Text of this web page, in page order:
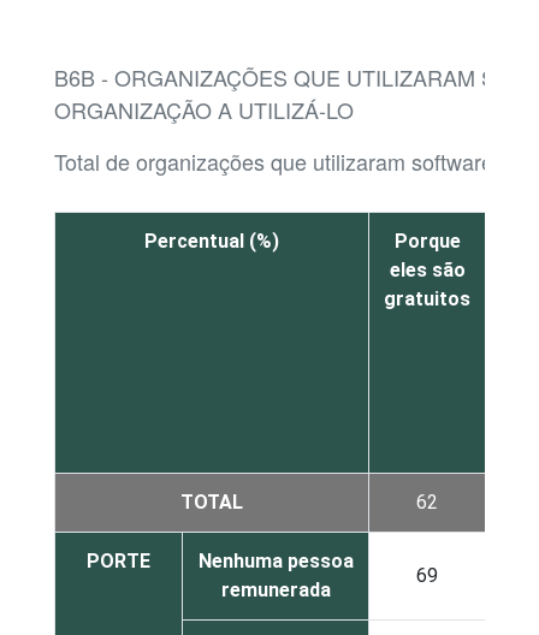
B6B - ORGANIZAÇÕES QUE UTILIZARAM
ORGANIZAÇÃO A UTILIZÁ-LO
Total de organizações que utilizaram software
Percentual (%)
Porque
eles são
gratuitos
TOTAL 62
PORTE
Nenhuma pessoa
remunerada
69